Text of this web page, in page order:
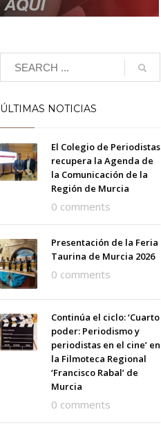
ÚLTIMAS NOTICIAS
El Colegio de Periodistas
recupera la Agenda de
la Comunicación de la
Región de Murcia
0 comments
Presentación de la Feria
Taurina de Murcia 2026
0 comments
Continúa el ciclo: ‘Cuarto
poder: Periodismo y
periodistas en el cine’ en
la Filmoteca Regional
‘Francisco Rabal’ de
Murcia
0 comments